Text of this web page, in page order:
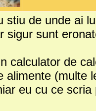
stiu de unde ai
sigur sunt
calculator de
alimente (multe
eu cu ce scria